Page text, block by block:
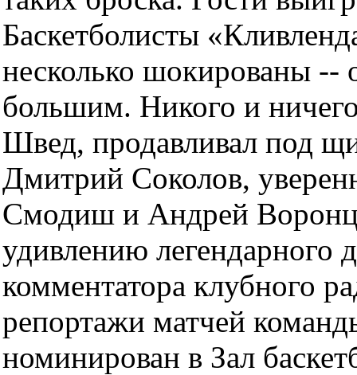
Баскетболисты
несколько шокированы --
большим. Никого и
Швед, продавливал под
Дмитрий Соколов,
Смодиш и Андрей
удивлению легендарного
комментатора клубного
репортажи матчей
номинирован в Зал